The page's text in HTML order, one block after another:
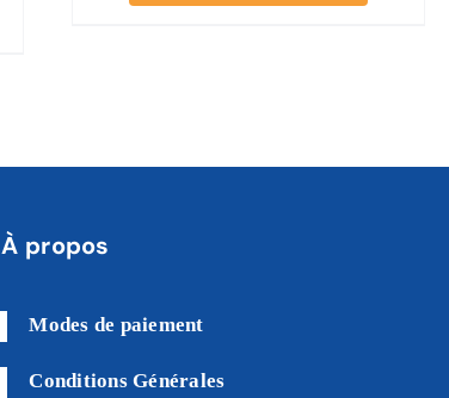
À propos
Modes de paiement
Conditions Générales